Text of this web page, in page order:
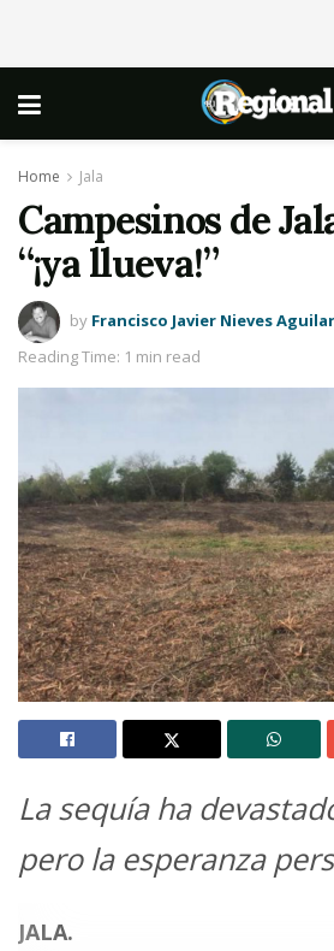
Home Jala
Campesinos de
“¡ya llueva!”
by Francisco Javier Nieves Aguilar
Reading Time: 1 min read
La sequía ha
pero la esperanza
JALA.